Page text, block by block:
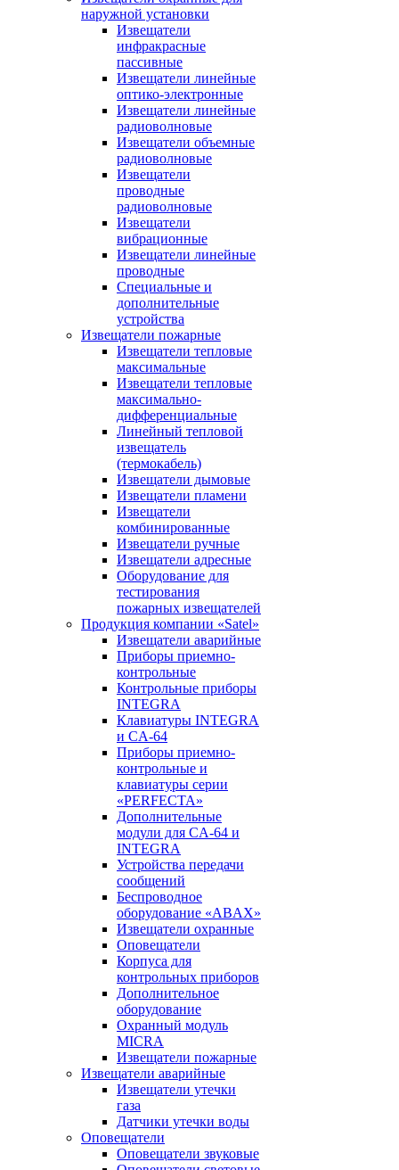
наружной установки
Извещатели
инфракрасные
пассивные
Извещатели линейные
оптико-электронные
Извещатели линейные
радиоволновые
Извещатели объемные
радиоволновые
Извещатели
проводные
радиоволновые
Извещатели
вибрационные
Извещатели линейные
проводные
Специальные и
дополнительные
устройства
Извещатели пожарные
Извещатели тепловые
максимальные
Извещатели тепловые
максимально-
дифференциальные
Линейный тепловой
извещатель
(термокабель)
Извещатели дымовые
Извещатели пламени
Извещатели
комбинированные
Извещатели ручные
Извещатели адресные
Оборудование для
тестирования
пожарных извещателей
Продукция компании «Satel»
Извещатели аварийные
Приборы приемно-
контрольные
Контрольные приборы
INTEGRA
Клавиатуры INTEGRA
и CA-64
Приборы приемно-
контрольные и
клавиатуры серии
«PERFECTA»
Дополнительные
модули для CA-64 и
INTEGRA
Устройства передачи
сообщений
Беспроводное
оборудование «ABAX»
Извещатели охранные
Оповещатели
Корпуса для
контрольных приборов
Дополнительное
оборудование
Охранный модуль
MICRA
Извещатели пожарные
Извещатели аварийные
Извещатели утечки
газа
Датчики утечки воды
Оповещатели
Оповещатели звуковые